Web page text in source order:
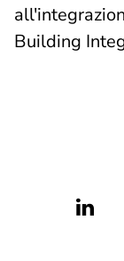
Building